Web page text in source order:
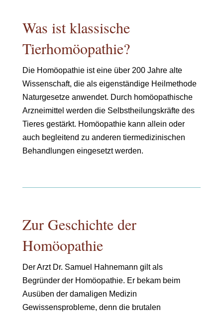
Was ist klassische
Tierhomöopathie?
Die Homöopathie ist eine über 200 Jahre alte
Wissenschaft, die als eigenständige Heilmethode
Naturgesetze anwendet. Durch homöopathische
Arzneimittel werden die Selbstheilungskräfte des
Tieres gestärkt. Homöopathie kann allein oder
auch begleitend zu anderen tiermedizinischen
Behandlungen eingesetzt werden.
Zur Geschichte der
Homöopathie
Der Arzt Dr. Samuel Hahnemann gilt als
Begründer der Homöopathie. Er bekam beim
Ausüben der damaligen Medizin
Gewissensprobleme, denn die brutalen